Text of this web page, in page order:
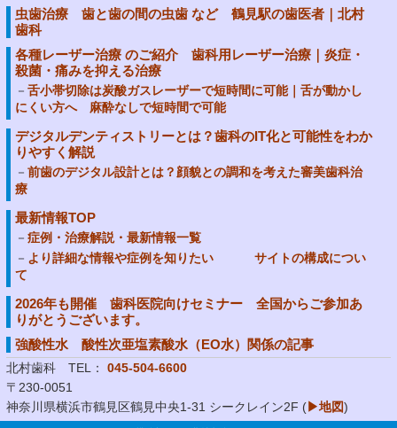
虫歯治療 歯と歯の間の虫歯 など 鶴見駅の歯医者｜北村
歯科
各種レーザー治療 のご紹介 歯科用レーザー治療｜炎症・
殺菌・痛みを抑える治療
舌小帯切除は炭酸ガスレーザーで短時間に可能｜舌が動かし
にくい方へ 麻酔なしで短時間で可能
デジタルデンティストリーとは？歯科のIT化と可能性をわか
りやすく解説
前歯のデジタル設計とは？顔貌との調和を考えた審美歯科治
療
最新情報TOP
症例・治療解説・最新情報一覧
より詳細な情報や症例を知りたい サイトの構成につい
て
2026年も開催 歯科医院向けセミナー 全国からご参加あ
りがとうございます。
強酸性水 酸性次亜塩素酸水（EO水）関係の記事
北村歯科 TEL：
045-504-6600
〒230-0051
神奈川県横浜市鶴見区鶴見中央1-31 シークレイン2F (▶地図)